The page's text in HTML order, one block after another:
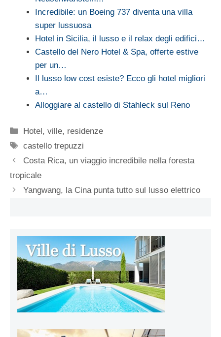
Incredibile: un Boeing 737 diventa una villa
super lussuosa
Hotel in Sicilia, il lusso e il relax degli edifici…
Castello del Nero Hotel & Spa, offerte estive
per un…
Il lusso low cost esiste? Ecco gli hotel migliori
a…
Alloggiare al castello di Stahleck sul Reno
Categorie
Hotel, ville, residenze
Tag
castello trepuzzi
Costa Rica, un viaggio incredibile nella foresta
tropicale
Yangwang, la Cina punta tutto sul lusso elettrico